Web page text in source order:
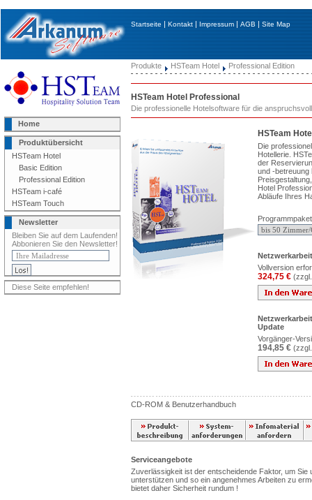
Startseite|Kontakt|Impressum|AGB|Site Map
Home
Produktübersicht
HSTeam Hotel
Basic Edition
Professional Edition
HSTeam i-café
HSTeam Touch
Newsletter
Bleiben Sie auf dem Laufenden!
Abbonieren Sie den Newsletter!
Diese Seite empfehlen!
Produkte HSTeam Hotel Professional Edition
HSTeam Hotel Professional
Die professionelle Hotelsoftware für die
HSTeam
Die
Hotellerie.
der
und -betreuung
Hotel
Abläufe Ihres
Programmpaket
Vollversion
324,75 €
Update
Vorgänger-
194,85 €
CD-ROM & Benutzerhandbuch
Serviceangebote
Zuverlässigkeit ist der entscheidende Faktor, um Sie
unterstützen und so ein angenehmes Arbeiten zu
bietet daher Sicherheit rundum !